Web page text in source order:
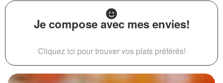
Je compose avec mes envies!
Cliquez ici pour trouver vos plats préférés!